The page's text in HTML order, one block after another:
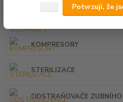
Potvrzuji, že
STOMATOLOGICKÉ
KOMPRESORY
STERILIZACE
ODSTRAŇOVAČE